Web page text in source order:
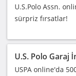
U.S.Polo Assn.
sürpriz fırsatlar!
U.S. Polo Garaj
USPA online'da